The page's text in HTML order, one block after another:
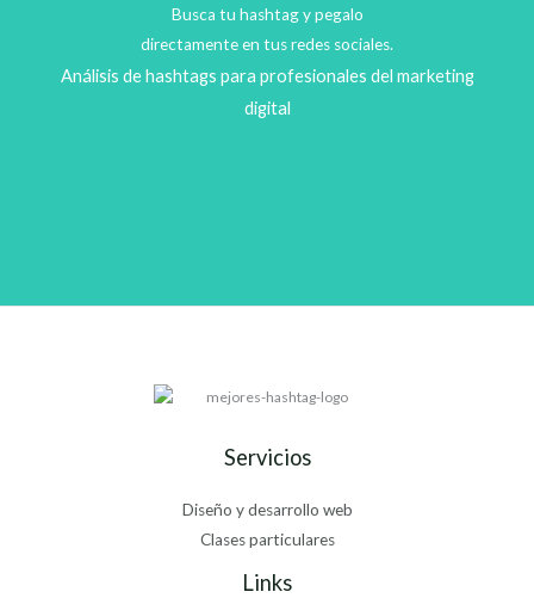
Busca tu hashtag y pegalo
directamente en tus redes sociales.
Análisis de hashtags para profesionales del marketing
digital
Servicios
Diseño y desarrollo web
Clases particulares
Links